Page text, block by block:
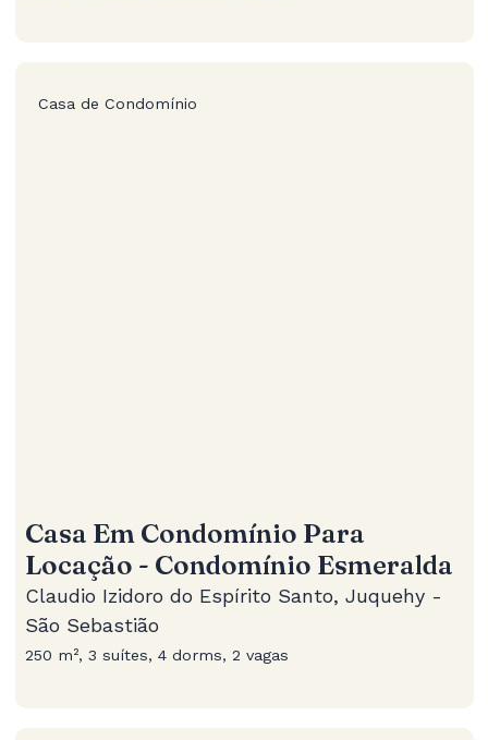
Casa de Condomínio
Casa Em Condomínio Para
Locação - Condomínio Esmeralda
Claudio Izidoro do Espírito Santo, Juquehy -
São Sebastião
250 m², 3 suítes, 4 dorms, 2 vagas